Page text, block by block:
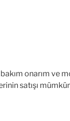
onarım ve
satışı